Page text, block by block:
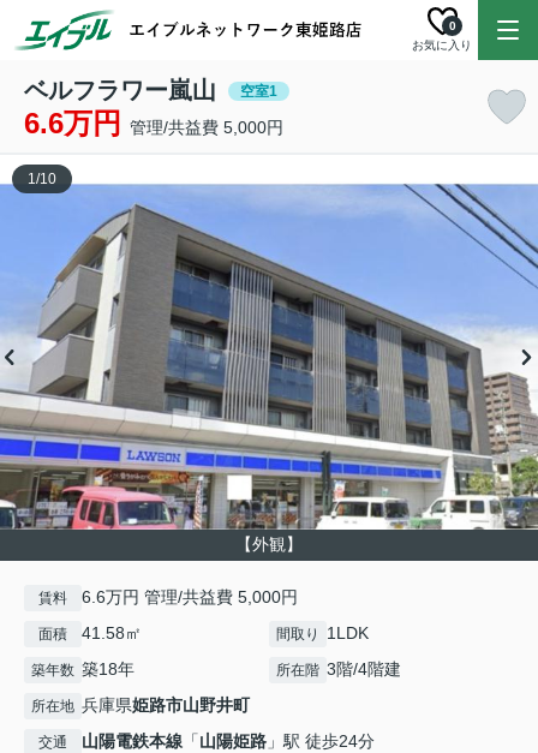
お気に入り
0
ベルフラワー嵐山 空室1
6.6万円 管理/共益費 5,000円
【外観】
1/10
賃料 6.6万円 管理/共益費 5,000円
面積 41.58㎡ 間取り 1LDK
築年数 築18年 所在階 3階/4階建
所在地 兵庫県姫路市山野井町
交通 山陽電鉄本線 「山陽姫路 」駅 徒歩24分